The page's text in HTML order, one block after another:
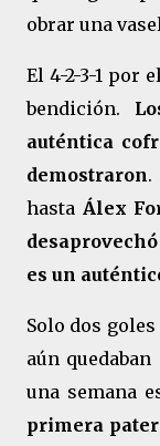
obrar una
El 4-2-3-1 por
bendición.
auténtica
demostraron.
hasta Álex
es un
Solo dos
aún
una semana
primera